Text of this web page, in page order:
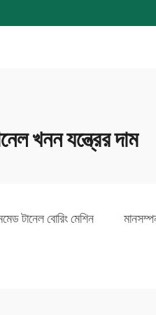
খনন যন্ত্রের দাম
টানেল বোরিং মেশিন